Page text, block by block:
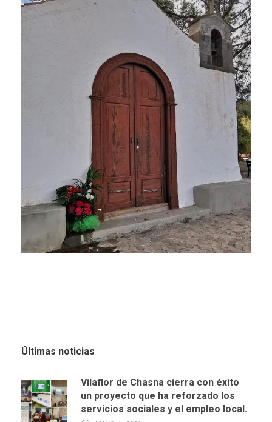
Últimas noticias
Vilaflor de Chasna cierra con éxito
un proyecto que ha reforzado los
servicios sociales y el empleo local.